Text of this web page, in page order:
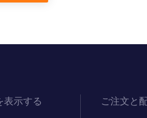
表示する ご注文と